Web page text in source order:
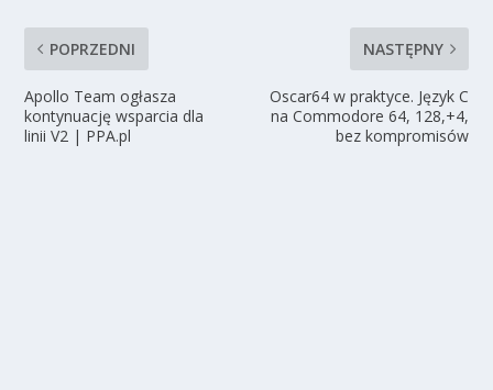
POPRZEDNI
Apollo Team ogłasza
kontynuację wsparcia dla
linii V2 | PPA.pl
NASTĘPNY
Oscar64 w praktyce. Język C
na Commodore 64, 128,+4,
bez kompromisów